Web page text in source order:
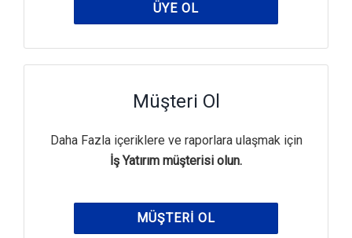
ÜYE OL
Müşteri Ol
Daha Fazla içeriklere ve raporlara ulaşmak için
İş Yatırım müşterisi olun.
MÜŞTERI OL